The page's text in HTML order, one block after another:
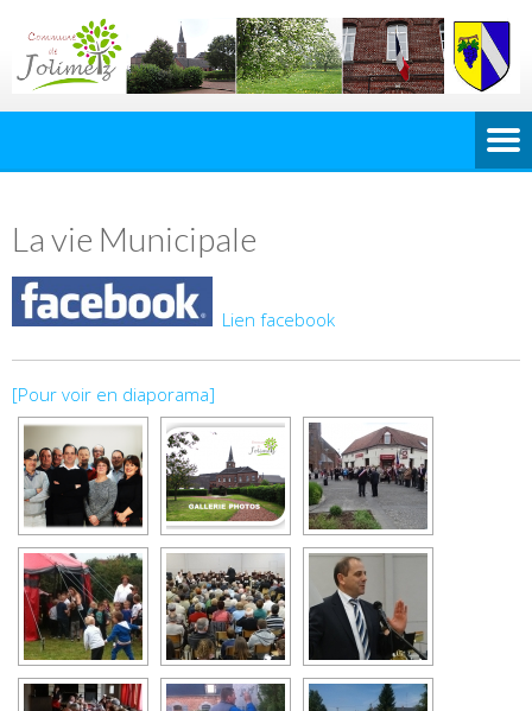
La vie Municipale
Lien facebook
[Pour voir en diaporama]